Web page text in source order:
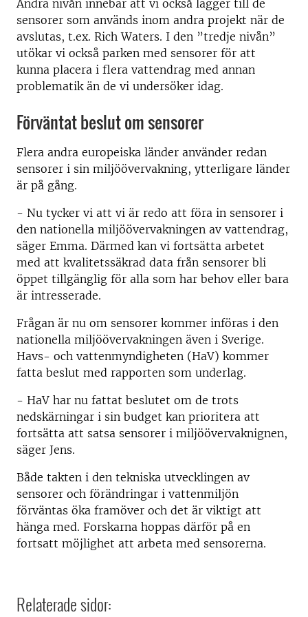
Andra nivån innebär att vi också lägger till de
sensorer som används inom andra projekt när de
avslutas, t.ex. Rich Waters. I den ”tredje nivån”
utökar vi också parken med sensorer för att
kunna placera i flera vattendrag med annan
problematik än de vi undersöker idag.
Förväntat beslut om sensorer
Flera andra europeiska länder använder redan
sensorer i sin miljöövervakning, ytterligare länder
är på gång.
- Nu tycker vi att vi är redo att föra in sensorer i
den nationella miljöövervakningen av vattendrag,
säger Emma. Därmed kan vi fortsätta arbetet
med att kvalitetssäkrad data från sensorer bli
öppet tillgänglig för alla som har behov eller bara
är intresserade.
Frågan är nu om sensorer kommer införas i den
nationella miljöövervakningen även i Sverige.
Havs- och vattenmyndigheten (HaV) kommer
fatta beslut med rapporten som underlag.
- HaV har nu fattat beslutet om de trots
nedskärningar i sin budget kan prioritera att
fortsätta att satsa sensorer i miljöövervaknignen,
säger Jens.
Både takten i den tekniska utvecklingen av
sensorer och förändringar i vattenmiljön
förväntas öka framöver och det är viktigt att
hänga med. Forskarna hoppas därför på en
fortsatt möjlighet att arbeta med sensorerna.
Relaterade sidor: